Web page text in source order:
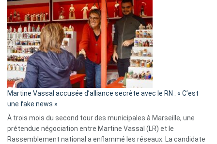
Algérie
Martine Vassal accusée d’alliance secrète avec le RN : « C’est
une fake news »
À trois mois du second tour des municipales à Marseille, une
prétendue négociation entre Martine Vassal (LR) et le
Rassemblement national a enflammé les réseaux. La candidate